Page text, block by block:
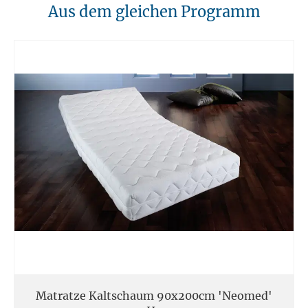
10. Brandschutz
Am Ende der Nutzungsdauer sollten Möbel fachgerecht entsorgt
werden. Massivholz kann über den Sperrmüll oder an speziellen
Sammelstellen abgegeben werden. Die örtlichen
Entsorgungsvorschriften sind zu beachten.
Unsere Massivmöbel sind so konzipiert das Sie für den privaten
Gebrauch in Haushalten geeignet sind. Diese Möbel sind nicht für
kommerziellen Gebrauch geeignet.
Unsere Massivholzmöbel sind nicht für den Außenbereich geeignet.
Aus dem gleichen Programm
Matratze Kaltschaum 90x200cm 'Neomed'